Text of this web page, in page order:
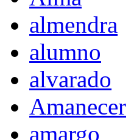
almendra
alumno
alvarado
Amanecer
amargo